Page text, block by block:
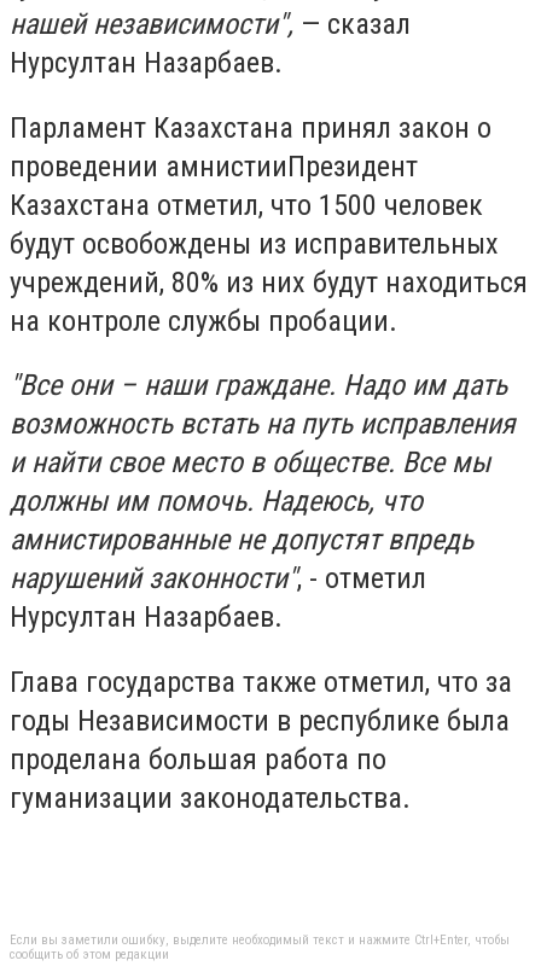
нашей независимости", — сказал
Нурсултан Назарбаев.
Парламент Казахстана принял закон о
проведении амнистииПрезидент
Казахстана отметил, что 1500 человек
будут освобождены из исправительных
учреждений, 80% из них будут находиться
на контроле службы пробации.
"Все они – наши граждане. Надо им дать
возможность встать на путь исправления
и найти свое место в обществе. Все мы
должны им помочь. Надеюсь, что
амнистированные не допустят впредь
нарушений законности", - отметил
Нурсултан Назарбаев.
Глава государства также отметил, что за
годы Независимости в республике была
проделана большая работа по
гуманизации законодательства.
Если вы заметили ошибку, выделите необходимый текст и нажмите Ctrl+Enter, чтобы
сообщить об этом редакции